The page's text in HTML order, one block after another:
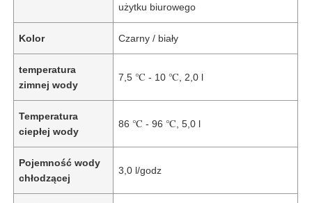
użytku biurowego
Kolor Czarny / biały
temperatura
zimnej wody
7,5 ℃ - 10 ℃, 2,0 l
Temperatura
ciepłej wody
86 ℃ - 96 ℃, 5,0 l
Pojemność wody
chłodzącej
3,0 l/godz